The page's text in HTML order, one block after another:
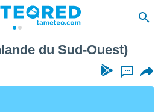
du Sud-Ouest)
...